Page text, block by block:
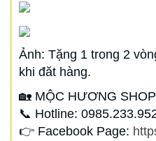
Ảnh: Tặng 1 trong 2
khi đăt hàng.
🏡 MỘC HƯƠNG SHOP
📞 Hotline:
👉 Facebook Page: